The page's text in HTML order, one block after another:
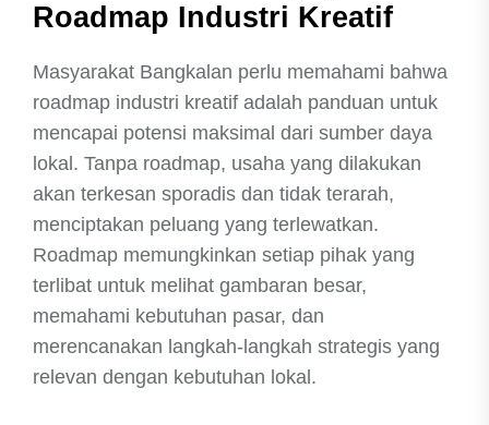
Roadmap Industri Kreatif
Masyarakat Bangkalan perlu memahami bahwa
roadmap industri kreatif adalah panduan untuk
mencapai potensi maksimal dari sumber daya
lokal. Tanpa roadmap, usaha yang dilakukan
akan terkesan sporadis dan tidak terarah,
menciptakan peluang yang terlewatkan.
Roadmap memungkinkan setiap pihak yang
terlibat untuk melihat gambaran besar,
memahami kebutuhan pasar, dan
merencanakan langkah-langkah strategis yang
relevan dengan kebutuhan lokal.